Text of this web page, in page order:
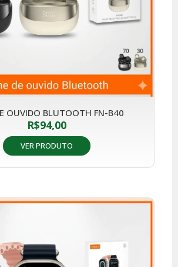
OUVIDO BLUTOOTH FN-B40
R$94,00
VER PRODUTO